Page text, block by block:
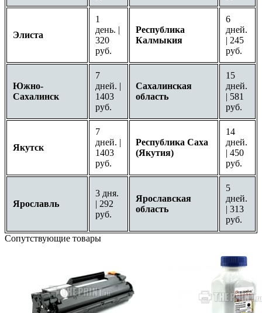
Элиста
1
день. |
320
руб.
Республика
Калмыкия
6
дней.
| 245
руб.
Южно-
Сахалинск
7
дней. |
1403
руб.
Сахалинская
область
15
дней.
| 581
руб.
Якутск
7
дней. |
1403
руб.
Республика Саха
(Якутия)
14
дней.
| 450
руб.
Ярославль
3 дня.
| 292
руб.
Ярославская
область
5
дней.
| 313
руб.
Сопутствующие товары